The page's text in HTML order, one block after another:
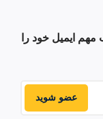
ایمیل خود را
عضو شوید